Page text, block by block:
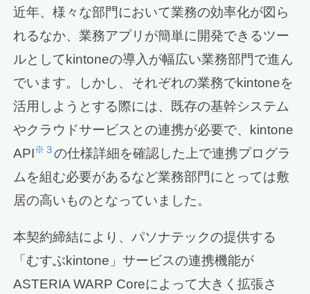
近年、様々な部門において業務の効率化が図ら
れるなか、業務アプリが簡単に開発できるツー
ルとしてkintoneの導入が幅広い業務部門で進ん
でいます。しかし、それぞれの業務でkintoneを
活用しようとする際には、既存の基幹システム
やクラウドサービスとの連携が必要で、kintone
API※３の仕様詳細を確認した上で連携プログラ
ムを組む必要があるなど業務部門にとっては敷
居の高いものとなっていました。
本契約締結により、パソナテックの提供する
「むすぶkintone」サービスの連携機能が
ASTERIA WARP Coreによって大きく拡張さ